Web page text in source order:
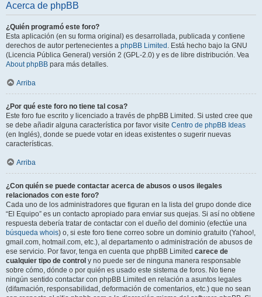
Acerca de phpBB
¿Quién programó este foro?
Esta aplicación (en su forma original) es desarrollada, publicada y contiene
derechos de autor pertenecientes a phpBB Limited . Está hecho bajo la GNU
(Licencia Pública General) versión 2 (GPL-2.0) y es de libre distribución. Vea
About phpBB para más detalles.
Arriba
¿Por qué este foro no tiene tal cosa?
Este foro fue escrito y licenciado a través de phpBB Limited. Si usted cree que
se debe añadir alguna característica por favor visite Centro de phpBB Ideas
(en Inglés), donde se puede votar en ideas existentes o sugerir nuevas
características.
Arriba
¿Con quién se puede contactar acerca de abusos o usos ilegales
relacionados con este foro?
Cada uno de los administradores que figuran en la lista del grupo donde dice
“El Equipo” es un contacto apropiado para enviar sus quejas. Si así no obtiene
respuesta debería tratar de contactar con el dueño del dominio (efectúe una
búsqueda whois) o, si este foro tiene correo sobre un dominio gratuito (Yahoo!,
gmail.com, hotmail.com, etc.), al departamento o administración de abusos de
ese servicio. Por favor, tenga en cuenta que phpBB Limited carece de
cualquier tipo de control y no puede ser de ninguna manera responsable
sobre cómo, dónde o por quién es usado este sistema de foros. No tiene
ningún sentido contactar con phpBB Limited en relación a asuntos legales
(difamación, responsabilidad, deformación de comentarios, etc.) que no sean